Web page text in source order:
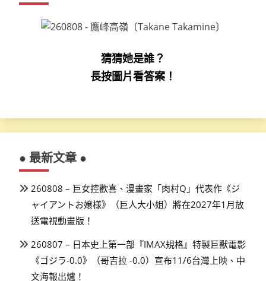
猜猜她是誰？
長按圖片看答案！
● 最新文章 ●
260808 – 巨女控歡喜、漫畫家「肉村Q」代表作《ジ
ャイアントお嬢様》（巨人大小姐）將在2027年1月放
送電視動畫版！
260807 – 日本史上第一部『IMAX規格』特製巨獸電影
《ゴジラ-0.0》（哥吉拉 -0.0）宣布11/6台灣上映、中
文海報出爐！